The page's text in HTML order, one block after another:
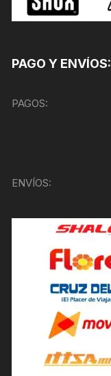
PAGO Y ENVÍOS:
PAGOS:
ENVÍOS: